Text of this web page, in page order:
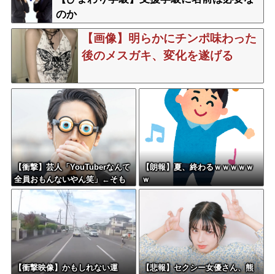
のか
【画像】明らかにチンポ味わった
後のメスガキ、変化を遂げる
【衝撃】芸人「YouTuberなんて
全員おもんないやん笑」←そも
そもこれが始まりなんだと思う
んだがどう思う？？？？？
【朗報】夏、終わるｗｗｗｗｗ
ｗ
【衝撃映像】かもしれない運
【悲報】セクシー女優さん、熊